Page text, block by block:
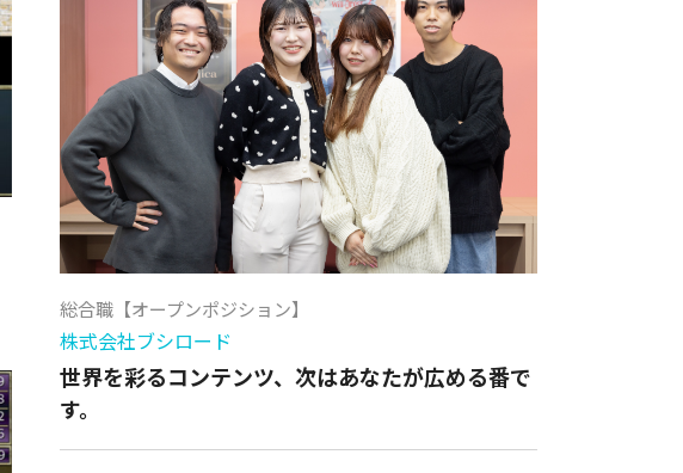
総合職【オープンポジション】
株式会社ブシロード
世界を彩るコンテンツ、次はあなたが広める番で
す。